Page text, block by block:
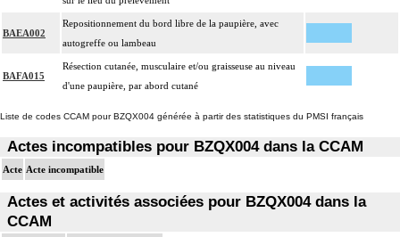
BAEA002
Repositionnement du bord libre de la paupière, avec
autogreffe ou lambeau
BAFA015
Résection cutanée, musculaire et/ou graisseuse au niveau
d'une paupière, par abord cutané
Liste de codes CCAM pour BZQX004 générée à partir des statistiques du PMSI français
Actes incompatibles pour BZQX004 dans la CCAM
Acte Acte incompatible
Actes et activités associées pour BZQX004 dans la
CCAM